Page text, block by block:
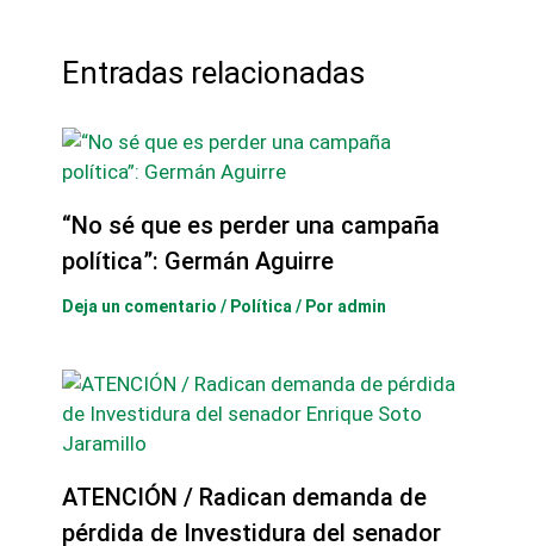
Entradas relacionadas
“No sé que es perder una campaña
política”: Germán Aguirre
Deja un comentario / Política/ Por admin
ATENCIÓN / Radican demanda de
pérdida de Investidura del senador